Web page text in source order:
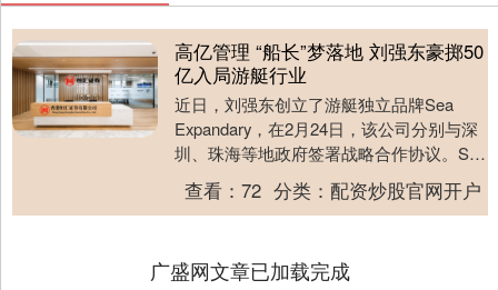
高亿管理 “船长”梦落地 刘强东豪掷50
亿入局游艇行业
近日，刘强东创立了游艇独立品牌Sea
Expandary，在2月24日，该公司分别与深
圳、珠海等地政府签署战略合作协议。Sea
Expandary预计将在珠海投....
查看：72 分类：配资炒股官网开户
广盛网文章已加载完成